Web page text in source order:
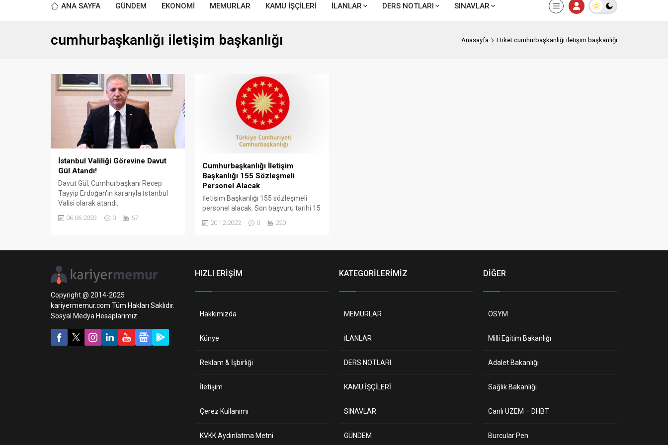
ANA SAYFA GÜNDEM EKONOMİ MEMURLAR KAMU İŞÇİLERİ İLANLAR DERS NOTLARI SINAVLAR
cumhurbaşkanlığı iletişim başkanlığı Anasayfa Etiket:cumhurbaşkanlığı iletişim başkanlığı
İstanbul Valiliği Görevine Davut
Gül Atandı!
Davut Gül, Cumhurbaşkanı Recep
Tayyip Erdoğan'ın kararıyla İstanbul
Valisi olarak atandı.
06.06.2023 0 67
Cumhurbaşkanlığı İletişim
Başkanlığı 155 Sözleşmeli
Personel Alacak
İletişim Başkanlığı 155 sözleşmeli
personel alacak. Son başvuru tarihi 15
Ocak 2023 GENEL AÇIKLAMA İletişim
Başkanlığı merkez ve taşra teşkilatı
06/06/1978 tarihli ve 7/15754 sayılı
Bakanlar Kurulu Kararı ile yürürlüğe
20.12.2022 0 220
Copyright @ 2014-2025
kariyermemur.com Tüm Hakları Saklıdır.
Sosyal Medya Hesaplarımız:
HIZLI ERİŞİM
Hakkımızda
Künye
Reklam & İşbirliği
İletişim
Çerez Kullanımı
KVKK Aydınlatma Metni
KATEGORİLERİMİZ
MEMURLAR
İLANLAR
DERS NOTLARI
KAMU İŞÇİLERİ
SINAVLAR
GÜNDEM
DİĞER
ÖSYM
Milli Eğitim Bakanlığı
Adalet Bakanlığı
Sağlık Bakanlığı
Canlı UZEM – DHBT
Burcular Pen